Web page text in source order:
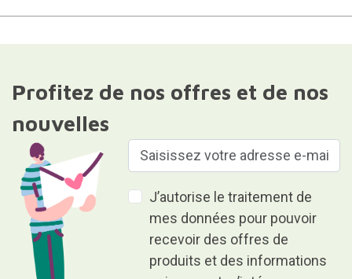
Profitez de nos offres et de nos
nouvelles
J’autorise le traitement de
mes données pour pouvoir
recevoir des offres de
produits et des informations